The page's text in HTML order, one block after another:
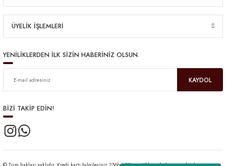
ÜYELİK İŞLEMLERİ
YENİLİKLERDEN İLK SİZİN HABERİNİZ OLSUN.
KAYDOL
BİZİ TAKİP EDİN!